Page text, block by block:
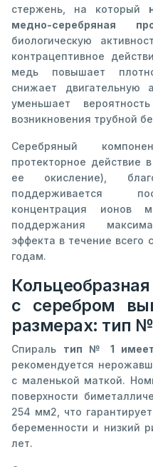
стержень, на который
медно-серебряная
биологическую
контрацептивное
медь повышает
снижает двигательную
уменьшает
возникновения трубной
Серебряный
протекторное действие
ее окисление),
поддерживается
концентрация ионов
поддержания
эффекта в течение
годам.
с серебром
размерах: тип
Спираль тип № 1
рекомендуется
с маленькой маткой.
поверхности
254 мм2, что
беременности и низкий
лет.